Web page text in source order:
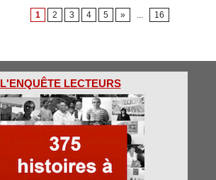
1 2 3 4 5 » ... 16
L'ENQUÊTE LECTEURS